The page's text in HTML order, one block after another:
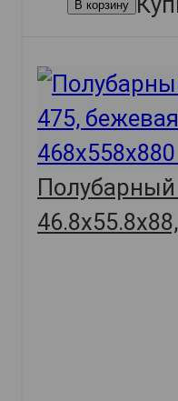
В корзину
Полубарный
46.8х55.8х88,